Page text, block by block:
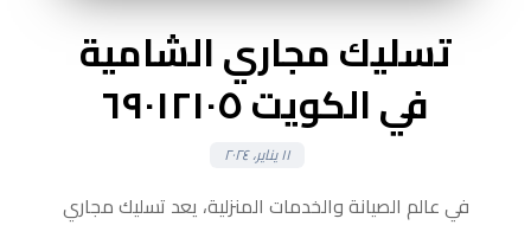
تسليك مجاري الشامية
في الكويت ٦٩٠١٢١٠٥
١١ يناير، ٢٠٢٤
في عالم الصيانة والخدمات المنزلية، يعد تسليك مجاري